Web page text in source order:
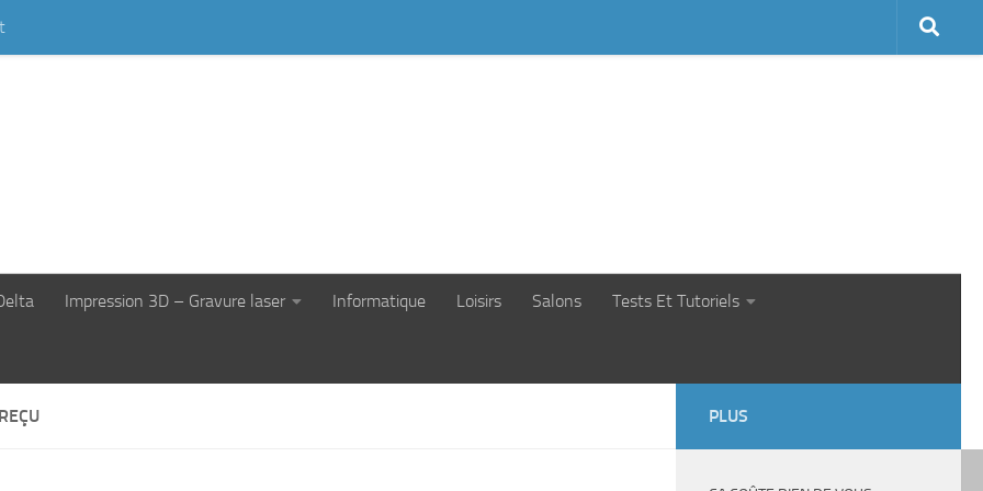
Impression 3D – Gravure laser Informatique Loisirs Salons Tests Et Tutoriels
PLUS